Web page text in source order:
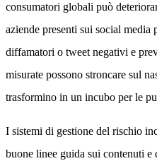
consumatori globali può
aziende presenti sui social
diffamatori o tweet negativi e
misurate possono stroncare sul
trasformino in un incubo per le
I sistemi di gestione del rischio
buone linee guida sui contenuti